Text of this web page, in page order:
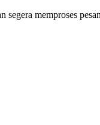
memproses